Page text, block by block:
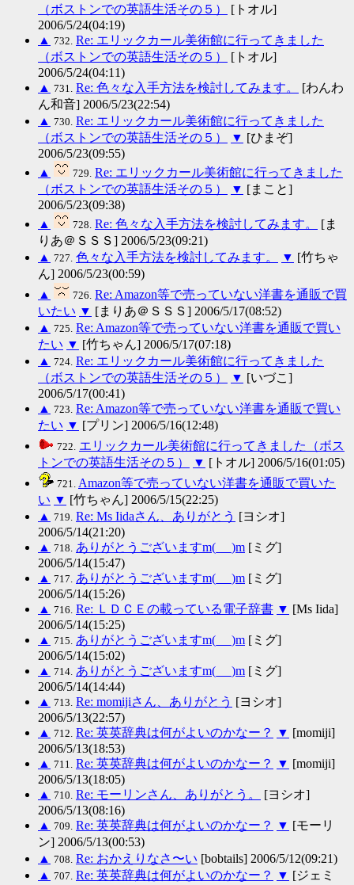
（ボストンでの英語生活その５）
[トオル]
2006/5/24(04:19)
▲ 732. Re: エリックカール美術館に行ってきました
（ボストンでの英語生活その５）
[トオル]
2006/5/24(04:11)
▲ 731. Re: 色々な入手方法を検討してみます。
[わんわ
ん和音] 2006/5/23(22:54)
▲ 730. Re: エリックカール美術館に行ってきました
（ボストンでの英語生活その５）
▼ [ひまぞ]
2006/5/23(09:55)
▲
729. Re: エリックカール美術館に行ってきました
（ボストンでの英語生活その５）
▼ [まこと]
2006/5/23(09:38)
▲
728. Re: 色々な入手方法を検討してみます。
[ま
りあ＠ＳＳＳ] 2006/5/23(09:21)
▲ 727. 色々な入手方法を検討してみます。 ▼ [竹ちゃ
ん] 2006/5/23(00:59)
▲
726. Re: Amazon等で売っていない洋書を通販で買
いたい ▼ [まりあ＠ＳＳＳ] 2006/5/17(08:52)
▲ 725. Re: Amazon等で売っていない洋書を通販で買い
たい ▼ [竹ちゃん] 2006/5/17(07:18)
▲ 724. Re: エリックカール美術館に行ってきました
（ボストンでの英語生活その５）
▼ [いづこ]
2006/5/17(00:41)
▲ 723. Re: Amazon等で売っていない洋書を通販で買い
たい ▼ [プリン] 2006/5/16(12:48)
722. エリックカール美術館に行ってきました（ボス
トンでの英語生活その５）
▼ [トオル] 2006/5/16(01:05)
721.
Amazon等で売っていない洋書を通販で買いた
い ▼ [竹ちゃん] 2006/5/15(22:25)
▲ 719. Re: Ms Iidaさん、ありがとう [ヨシオ]
2006/5/14(21:20)
▲ 718. ありがとうございますm(_ _)m [ミグ]
2006/5/14(15:47)
▲ 717. ありがとうございますm(_ _)m [ミグ]
2006/5/14(15:26)
▲ 716. Re: ＬＤＣＥの載っている電子辞書 ▼ [Ms Iida]
2006/5/14(15:25)
▲ 715. ありがとうございますm(_ _)m [ミグ]
2006/5/14(15:02)
▲ 714. ありがとうございますm(_ _)m [ミグ]
2006/5/14(14:44)
▲ 713. Re: momijiさん、ありがとう [ヨシオ]
2006/5/13(22:57)
▲ 712. Re: 英英辞典は何がよいのかなー？ ▼ [momiji]
2006/5/13(18:53)
▲ 711. Re: 英英辞典は何がよいのかなー？ ▼ [momiji]
2006/5/13(18:05)
▲ 710. Re: モーリンさん、ありがとう。
[ヨシオ]
2006/5/13(08:16)
▲ 709. Re: 英英辞典は何がよいのかなー？ ▼ [モーリ
ン] 2006/5/13(00:53)
▲ 708. Re: おかえりなさ〜い [bobtails] 2006/5/12(09:21)
▲ 707. Re: 英英辞典は何がよいのかなー？ ▼ [ジェミ